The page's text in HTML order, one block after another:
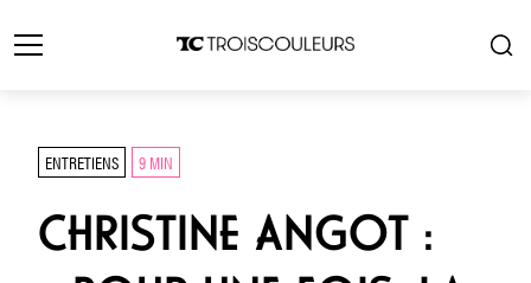
ENTRETIENS 9 MIN
CHRISTINE ANGOT :